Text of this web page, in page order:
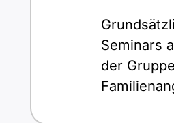
Seminars
der